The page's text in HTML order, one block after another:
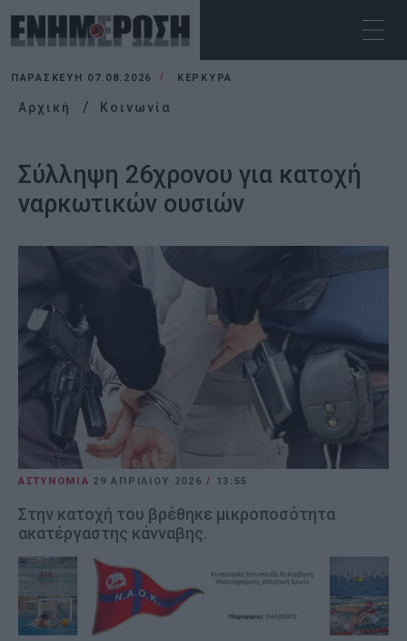
ΠΑΡΑΣΚΕΥΉ 07.08.2026 ΚΕΡΚΥΡΑ
Αρχική Κοινωνία
Σύλληψη 26χρονου για κατοχή
ναρκωτικών ουσιών
ΑΣΤΥΝΟΜΙΑ 29 ΑΠΡΙΛΊΟΥ 2026/ 13:55
Στην κατοχή του βρέθηκε μικροποσότητα
ακατέργαστης κάνναβης.